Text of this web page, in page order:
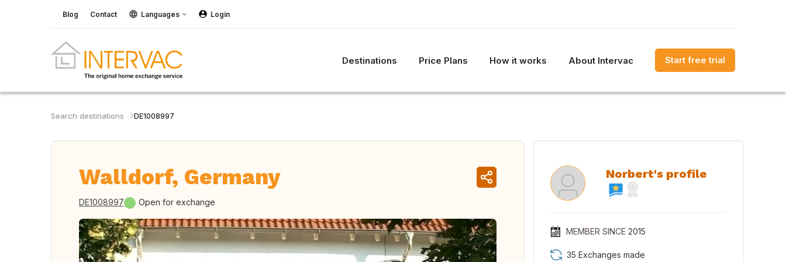
Blog Contact Languages Login
Destinations Price Plans How it works About Intervac Start free trial
Search destinations DE1008997
Walldorf, Germany
DE1008997 Open for exchange
Norbert's profile
MEMBER SINCE 2015
35 Exchanges made